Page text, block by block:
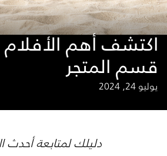
اكتشف أهم الأفلام
قسم المتجر
يوليو 24, 2024
دليلك لمتابعة أحدث